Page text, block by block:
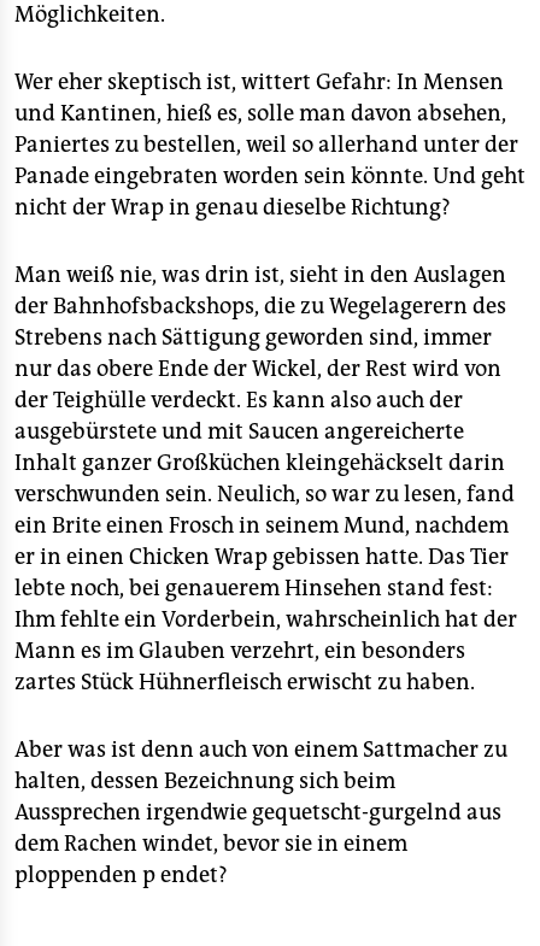
Möglichkeiten.
Wer eher skeptisch ist, wittert Gefahr: In Mensen
und Kantinen, hieß es, solle man davon absehen,
Paniertes zu bestellen, weil so allerhand unter der
Panade eingebraten worden sein könnte. Und geht
nicht der Wrap in genau dieselbe Richtung?
Man weiß nie, was drin ist, sieht in den Auslagen
der Bahnhofsbackshops, die zu Wegelagerern des
Strebens nach Sättigung geworden sind, immer
nur das obere Ende der Wickel, der Rest wird von
der Teighülle verdeckt. Es kann also auch der
ausgebürstete und mit Saucen angereicherte
Inhalt ganzer Großküchen kleingehäckselt darin
verschwunden sein. Neulich, so war zu lesen, fand
ein Brite einen Frosch in seinem Mund, nachdem
er in einen Chicken Wrap gebissen hatte. Das Tier
lebte noch, bei genauerem Hinsehen stand fest:
Ihm fehlte ein Vorderbein, wahrscheinlich hat der
Mann es im Glauben verzehrt, ein besonders
zartes Stück Hühnerfleisch erwischt zu haben.
Aber was ist denn auch von einem Sattmacher zu
halten, dessen Bezeichnung sich beim
Aussprechen irgendwie gequetscht-gurgelnd aus
dem Rachen windet, bevor sie in einem
ploppenden p endet?